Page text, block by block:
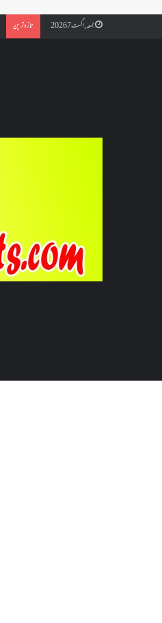
جمعہ, اگست 7 2026 تازہ ترین